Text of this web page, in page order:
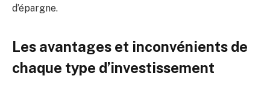
d’épargne.
Les avantages et inconvénients de
chaque type d’investissement